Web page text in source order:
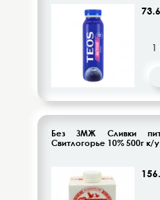
Без ЗМЖ Сливки
Свитлогорье 10% 500г к/у